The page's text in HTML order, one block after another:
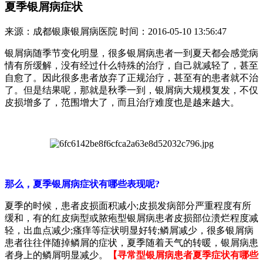
夏季银屑病症状
来源：成都银康银屑病医院 时间：2016-05-10 13:56:47
银屑病随季节变化明显，很多银屑病患者一到夏天都会感觉病
情有所缓解，没有经过什么特殊的治疗，自己就减轻了，甚至
自愈了。因此很多患者放弃了正规治疗，甚至有的患者就不治
了。但是结果呢，那就是秋季一到，银屑病大规模复发，不仅
皮损增多了，范围增大了，而且治疗难度也是越来越大。
那么，夏季银屑病症状有哪些表现呢?
夏季的时候，患者皮损面积减小;皮损发病部分严重程度有所
缓和，有的红皮病型或脓疱型银屑病患者皮损部位溃烂程度减
轻，出血点减少;瘙痒等症状明显好转;鳞屑减少，很多银屑病
患者往往伴随掉鳞屑的症状，夏季随着天气的转暖，银屑病患
者身上的鳞屑明显减少。
【寻常型银屑病患者夏季症状有哪些